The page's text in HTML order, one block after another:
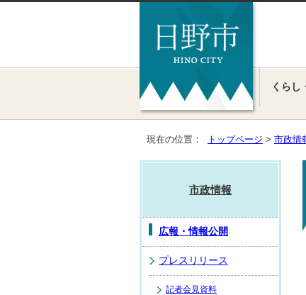
くらし
現在の位置： トップページ > 市政情
市政情報
広報・情報公開
プレスリリース
記者会見資料